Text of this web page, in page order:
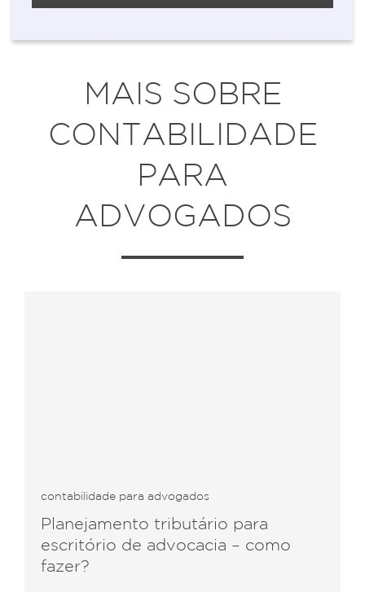
MAIS SOBRE
CONTABILIDADE
PARA
ADVOGADOS
contabilidade para advogados
Planejamento tributário para
escritório de advocacia – como
fazer?